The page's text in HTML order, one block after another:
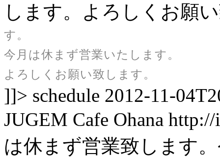
します。よろしくお願
す。
今月は休まず営業いたします。
よろしくお願い致します。
]]> schedule 2012-11-
JUGEM Cafe Ohana http://
は休まず営業致します